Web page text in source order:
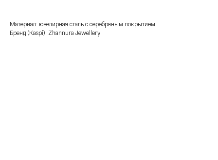
Материал: ювелирная сталь с серебряным покрытием
Бренд (Kaspi): Zhannura Jewellery